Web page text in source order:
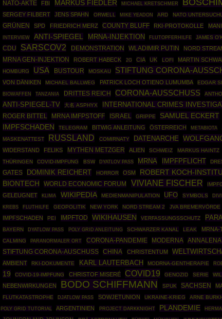
NATO-AKTE FBI MARKUS FIEDLER MICHAEL KRETSCHMER
SERGEY FILBERT JENS SPAHN ORWELL MIKE YEADON ARD NATO
GRÜNEN
SPD FRIEDRICH MERZ COUNTY BLUFF RKI-PROTOKOLLE
INTERVIEW ANTI-SPIEGEL MRNA-INJEKTION FLUTOPFERHILFE JAMES
CDU SARSCOV2 DEMONSTRATION WLADIMIR PUTIN NORD
MRNA GEN-INJEKTION ROBERT HABECK 2G CIA UK LOFI MARTIN
HOMBURG
USA BUSTOUR MOSKAU STIFTUNG CORONA-
VON DÄNIKEN
MICHAEL BALLWEG PATRICK LOCH OTIENO LUMUMBA EDGAR
BIOWAFFEN TANZANIA DRITTES REICH CORONA-AUSSCHUSS
ANTI-SPIEGEL-TV 大名 ASPHYX INTERNATIONAL CRIMES
ROGER BITTEL MRNA IMFPSTOFF ISRAEL GRIPPE SAMUEL ECKERT
IMPFSCHADEN TELEGRAM BITWIG ANLEITUNG ÖSTERREICH METABIOTA
MASKENATTEST
RUSSLAND COMIRNATY DATENARCHE
WIDERSTAND
FELIKS MYTHEN METZGER ALIEN SCHWEIZ MARKUS HAINTZ
THÜRINGEN COVID-IMPFUNG BSW DYATLOV PASS MRNA IMPFPFLICHT
GATES
DOMINIK REICHERT HORROR OSM ROBERT KOCH-
BIONTECH WORLD ECONOMIC FORUM VIVIANE FISCHER
GELEUGNET
KLIMA WIKIPEDIA MEDIENMANIPULATION UFO SYMBOLS DIVI
KREBS FLUTHILFE GEOPOLITIK NEW YORK NORD STREAM 2 JVA BREMERVÖRDE
IMPFSCHADEN
PEI IMPFTOD WIKIHAUSEN VERFASSUNGSSCHUTZ
BAYERN DYATLOW PASS POLY GRID ANLEITUNG SCHWARZER KANAL LEAK MRNA-
CALMING PARANORMALER ORT CORONA-PANDEMIE MODERNA
STIFTUNG CORONA-AUSCHUSS CHINA CHRISTENTUM
AMBIENT RKI-DOKUMENTE KARL LAUTERBACH MODRNA-GENTHERAPIE
19
COVID-19-IMPFUNG CHRISTOF MISERÉ COVID19 GENOZID SERIE
NEBENWIRKUNGEN
BODO SCHIFFMANN SPUK SACHSEN
FLUTKATASTROPHE
DJATLOW PASS SOWJETUNION UKRAINE-KRIEG ARNE
POLY GRID TUTORIAL ARGENTINIEN PROJECT DARKKNIGHT PLANDEMIE